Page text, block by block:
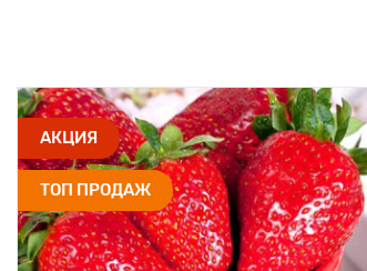
АКЦИЯ
ТОП ПРОДАЖ